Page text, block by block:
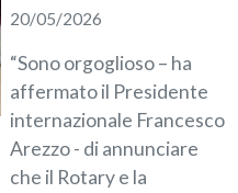
20/05/2026
“Sono orgoglioso – ha
affermato il Presidente
internazionale Francesco
Arezzo - di annunciare
che il Rotary e la